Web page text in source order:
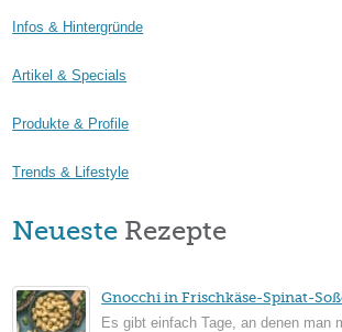
Infos & Hintergründe
Artikel & Specials
Produkte & Profile
Trends & Lifestyle
Neueste Rezepte
Gnocchi in Frischkäse-Spinat-
Es gibt einfach Tage, an denen man